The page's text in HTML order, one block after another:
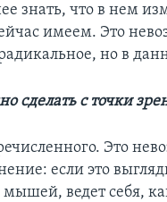
знать, что в нем
имеем. Это
но в
сделать с точки
Это
если это
мышей, ведет себя,